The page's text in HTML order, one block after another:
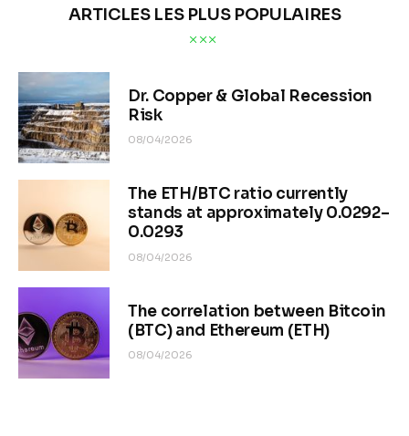
ARTICLES LES PLUS POPULAIRES
Dr. Copper & Global Recession
Risk
08/04/2026
The ETH/BTC ratio currently
stands at approximately 0.0292–
0.0293
08/04/2026
The correlation between Bitcoin
(BTC) and Ethereum (ETH)
08/04/2026